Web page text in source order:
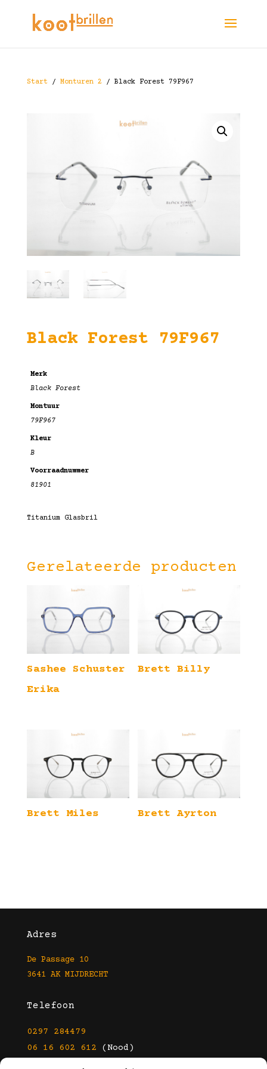
Start/ Monturen 2 / Black Forest 79F967
Black Forest 79F967
Merk
Black Forest
Montuur
79F967
Kleur
B
Voorraadnummer
81901
Titanium Glasbril
Gerelateerde producten
Sashee Schuster
Erika
Brett Billy
Brett Miles Brett Ayrton
Adres
De Passage 10
3641 AK MIJDRECHT
Telefoon
0297 284479
06 16 602 612 (Nood)